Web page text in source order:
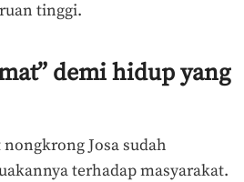
tinggi.
demi hidup yang
Josa sudah
terhadap masyarakat.